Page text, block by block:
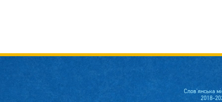
Слов'янська
2018-